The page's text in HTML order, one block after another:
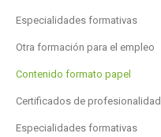
Especialidades formativas
Otra formación para el empleo
Contenido formato papel
Certificados de profesionalidad
Especialidades formativas